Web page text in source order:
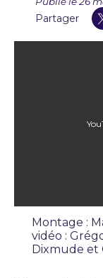
Partager
Montage :
vidéo :
Dixmude et